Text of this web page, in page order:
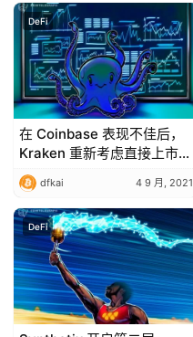
DeFi
在 Coinbase 表现不佳后，
Kraken 重新考虑直接上市计
划
dfkai 4 9 月, 2021
DeFi